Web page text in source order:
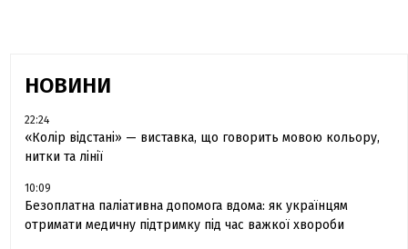
НОВИНИ
22:24
«Колір відстані» — виставка, що говорить мовою кольору,
нитки та лінії
10:09
Безоплатна паліативна допомога вдома: як українцям
отримати медичну підтримку під час важкої хвороби